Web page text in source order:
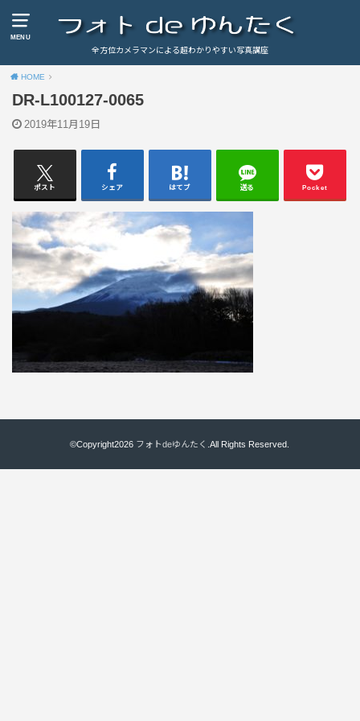
MENU
全方位カメラマンによる超わかりやすい写真講座
HOME
DR-L100127-0065
2019年11月19日
ポスト シェア はてブ 送る Pocket
©Copyright2026 フォトdeゆんたく .All Rights Reserved.